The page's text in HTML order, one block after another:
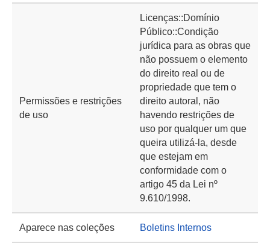
Permissões e restrições
de uso
Licenças::Domínio
Público::Condição
jurídica para as obras que
não possuem o elemento
do direito real ou de
propriedade que tem o
direito autoral, não
havendo restrições de
uso por qualquer um que
queira utilizá-la, desde
que estejam em
conformidade com o
artigo 45 da Lei nº
9.610/1998.
Aparece nas coleções Boletins Internos